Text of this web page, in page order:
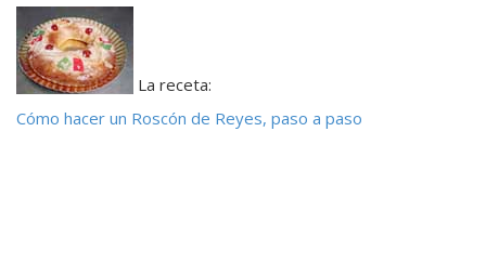
La receta:
Cómo hacer un Roscón de Reyes, paso a paso